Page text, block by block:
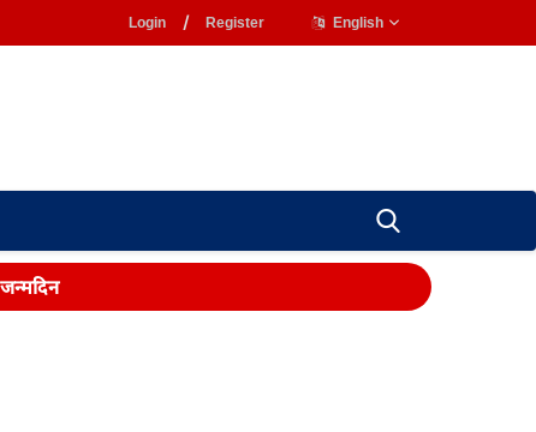
Login / Register English